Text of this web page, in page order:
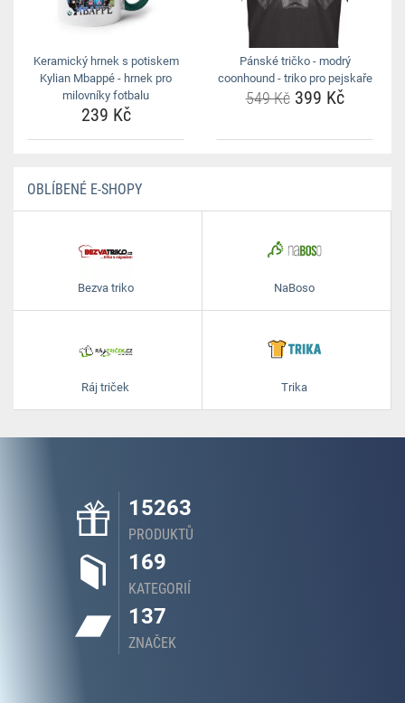
Keramický hrnek s potiskem
Kylian Mbappé - hrnek pro
milovníky fotbalu
239 Kč
Pánské tričko - modrý
coonhound - triko pro pejskaře
549 Kč399 Kč
OBLÍBENÉ E-SHOPY
Bezva triko NaBoso
Ráj triček Trika
15263
PRODUKTŮ
169
KATEGORIÍ
137
ZNAČEK